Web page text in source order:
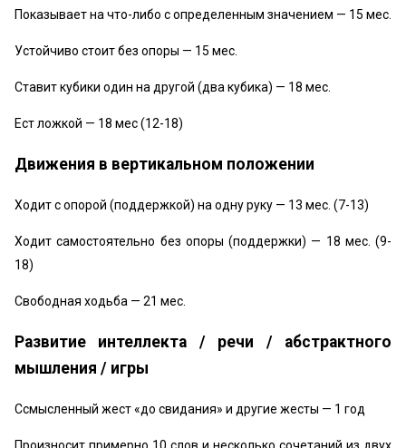
Показывает на что-либо с определенным значением — 15 мес.
Устойчиво стоит без опоры — 15 мес.
Ставит кубики один на другой (два кубика) — 18 мес.
Ест ложкой — 18 мес (12-18)
Движения в вертикальном положении
Ходит с опорой (поддержкой) на одну руку — 13 мес. (7-13)
Ходит самостоятельно без опоры (поддержки) — 18 мес. (9-
18)
Свободная ходьба — 21 мес.
Развитие интеллекта / речи / абстрактного
мышления / игры
Ссмысленный жест «до свидания» и другие жесты — 1 год